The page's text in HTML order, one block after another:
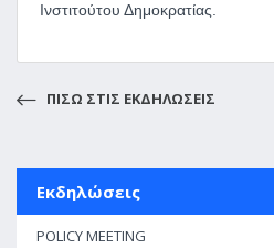
Ινστιτούτου Δημοκρατίας.
ΠΙΣΩ ΣΤΙΣ ΕΚΔΗΛΩΣΕΙΣ
Εκδηλώσεις
POLICY MEETING